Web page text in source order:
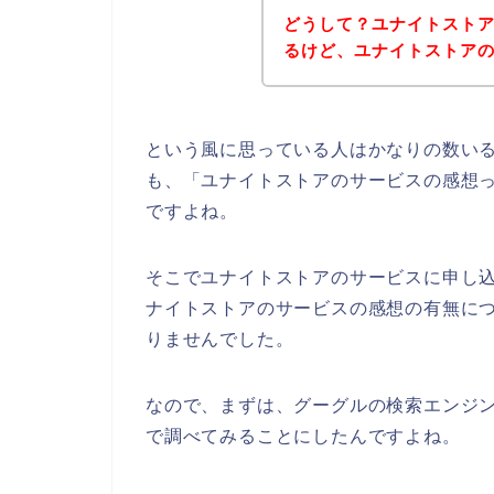
どうして？ユナイトスト
るけど、ユナイトストア
という風に思っている人はかなりの数い
も、「ユナイトストアのサービスの感想
ですよね。
そこでユナイトストアのサービスに申し
ナイトストアのサービスの感想の有無に
りませんでした。
なので、まずは、グーグルの検索エン
で調べてみることにしたんですよね。